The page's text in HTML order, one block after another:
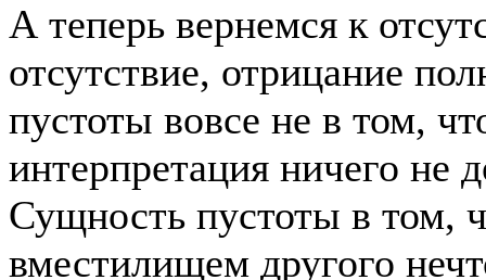
А теперь вернемся к
отсутствие, отрицание
пустоты вовсе не в том,
интерпретация ничего не
Сущность пустоты в том,
вместилищем другого